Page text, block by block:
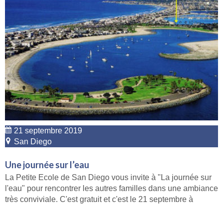
21 septembre 2019
San Diego
Une journée sur l’eau
La Petite Ecole de San Diego vous invite à "La journée sur
l'eau" pour rencontrer les autres familles dans une ambiance
très conviviale. C'est gratuit et c'est le 21 septembre à